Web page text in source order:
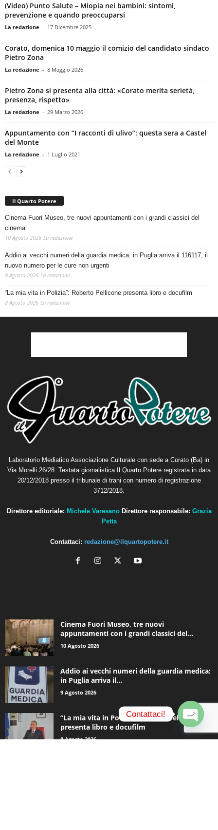
(Video) Punto Salute – Miopia nei bambini: sintomi,
prevenzione e quando preoccuparsi
La redazione - 17 Dicembre 2025
Corato, domenica 10 maggio il comizio del candidato sindaco
Pietro Zona
La redazione - 8 Maggio 2026
Pietro Zona si presenta alla città: «Corato merita serietà,
presenza, rispetto»
La redazione - 29 Marzo 2026
Appuntamento con “I racconti di ulivo”: questa sera a Castel
del Monte
La redazione - 1 Luglio 2021
Il Quarto Potere
Cinema Fuori Museo, tre nuovi appuntamenti con i grandi classici del
cinema
10 Agosto 2026 La redazione
Addio ai vecchi numeri della guardia medica: in Puglia arriva il 116117, il
nuovo numero per le cure non urgenti
9 Agosto 2026 La redazione
“La mia vita in Polizia”: Roberto Pellicone presenta libro e docufilm
8 Agosto 2026 La redazione
Laboratorio Mediatico Associazione Culturale con sede a Corato (Ba) in
Via Morelli 26/28. Testata giornalistica Il Quarto Potere registrata in data
20/12/2018 presso il tribunale di trani con numero di registrazione
3712/2018.
Direttore editoriale: Michele Varesano Direttore responsabile: Grazia
Petta
Contattaci: redazione@ilquartopotere.it
Cinema Fuori Museo, tre nuovi
appuntamenti con i grandi classici del...
10 Agosto 2026
Addio ai vecchi numeri della guardia medica:
in Puglia arriva il...
9 Agosto 2026
“La mia vita in Polizia”: Roberto Pellicone
presenta libro e docufilm
8 Agosto 2026
Contattaci!
O